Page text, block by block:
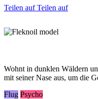
Teilen aufTeilen auf
Wohnt in dunklen Wäldern
mit seiner Nase aus, um die
Flug Psycho